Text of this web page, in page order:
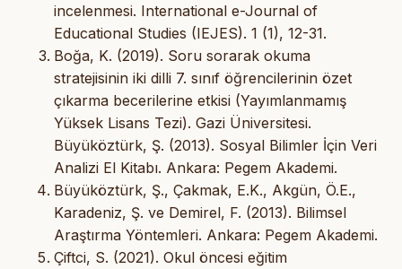
incelenmesi. International e-Journal of
Educational Studies (IEJES). 1 (1), 12-31.
Boğa, K. (2019). Soru sorarak okuma
stratejisinin iki dilli 7. sınıf öğrencilerinin özet
çıkarma becerilerine etkisi (Yayımlanmamış
Yüksek Lisans Tezi). Gazi Üniversitesi.
Büyüköztürk, Ş. (2013). Sosyal Bilimler İçin Veri
Analizi El Kitabı. Ankara: Pegem Akademi.
Büyüköztürk, Ş., Çakmak, E.K., Akgün, Ö.E.,
Karadeniz, Ş. ve Demirel, F. (2013). Bilimsel
Araştırma Yöntemleri. Ankara: Pegem Akademi.
Çiftci, S. (2021). Okul öncesi eğitim